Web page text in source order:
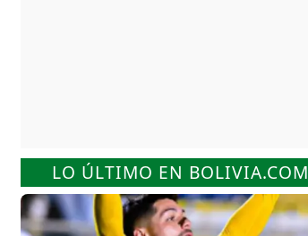
LO ÚLTIMO EN BOLIVIA.COM